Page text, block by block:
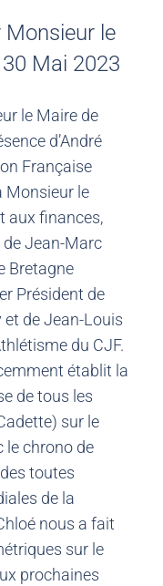
Monsieur le
Mai 2023
le Maire de
d’André
Française
Monsieur le
aux finances,
de Jean-Marc
Bretagne
Président de
et de Jean-Louis
du CJF.
établit la
de tous les
sur le
le chrono de
toutes
de la
nous a fait
sur le
prochaines